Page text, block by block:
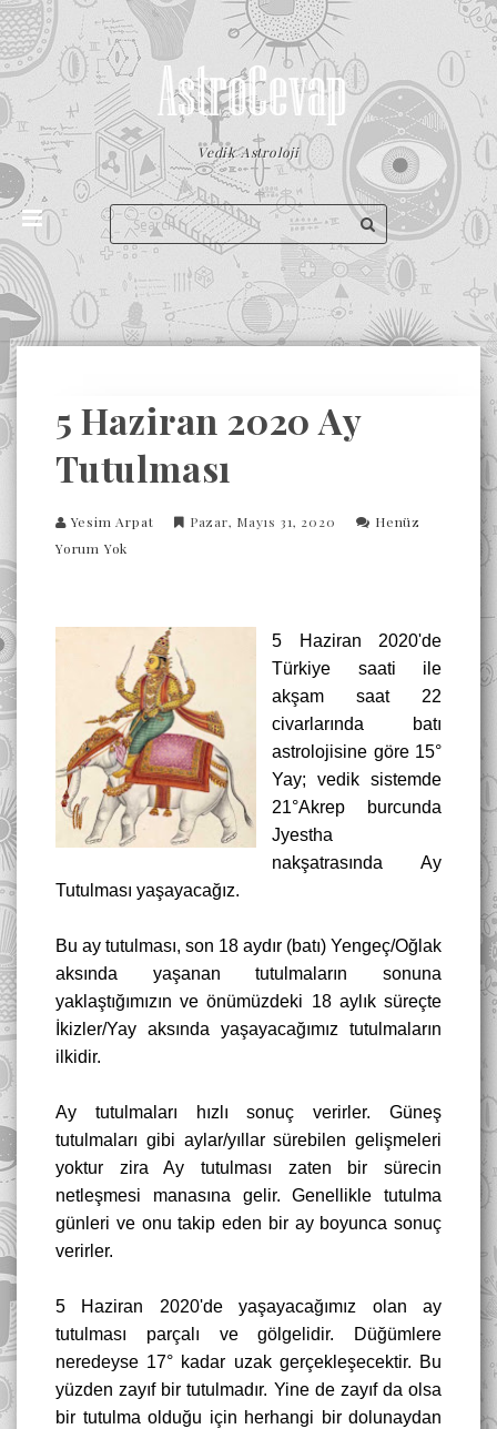
Vedik Astroloji
5 Haziran 2020 Ay
Tutulması
Yesim Arpat Pazar, Mayıs 31, 2020
Henüz
Yorum Yok
5 Haziran 2020'de
Türkiye saati ile
akşam saat 22
civarlarında batı
astrolojisine göre 15°
Yay; vedik sistemde
21°Akrep burcunda
Jyestha
nakşatrasında Ay
Tutulması yaşayacağız.
Bu ay tutulması, son 18 aydır (batı) Yengeç/Oğlak
aksında yaşanan tutulmaların sonuna
yaklaştığımızın ve önümüzdeki 18 aylık süreçte
İkizler/Yay aksında yaşayacağımız tutulmaların
ilkidir.
Ay tutulmaları hızlı sonuç verirler. Güneş
tutulmaları gibi aylar/yıllar sürebilen gelişmeleri
yoktur zira Ay tutulması zaten bir sürecin
netleşmesi manasına gelir. Genellikle tutulma
günleri ve onu takip eden bir ay boyunca sonuç
verirler.
5 Haziran 2020'de yaşayacağımız olan ay
tutulması parçalı ve gölgelidir. Düğümlere
neredeyse 17° kadar uzak gerçekleşecektir. Bu
yüzden zayıf bir tutulmadır. Yine de zayıf da olsa
bir tutulma olduğu için herhangi bir dolunaydan